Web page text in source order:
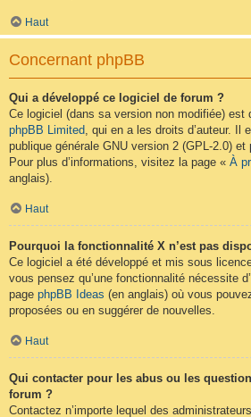
Haut
Concernant phpBB
Qui a développé ce logiciel de forum ?
Ce logiciel (dans sa version non modifiée) est
phpBB Limited, qui en a les droits d’auteur. Il
publique générale GNU version 2 (GPL-2.0)
Pour plus d’informations, visitez la page « À
anglais).
Haut
Pourquoi la fonctionnalité X n’est pas
Ce logiciel a été développé et mis sous
vous pensez qu’une fonctionnalité nécessite
page phpBB Ideas (en anglais) où vous
proposées ou en suggérer de nouvelles.
Haut
Qui contacter pour les abus ou les
forum ?
Contactez n’importe lequel des